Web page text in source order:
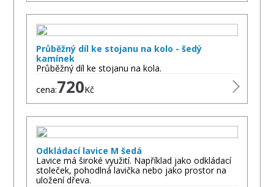
Průběžný díl ke stojanu na kolo - šedý
kamínek
Průběžný díl ke stojanu na kola.
cena:720Kč
Odkládací lavice M šedá
Lavice má široké využití. Například jako odkládací
stoleček, pohodlná lavička nebo jako prostor na
uložení dřeva.